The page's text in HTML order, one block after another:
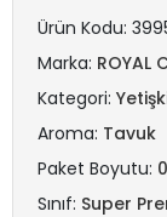
Ürün Kodu:
Marka: ROYAL
Kategori:
Aroma: Tavuk
Paket Boyutu:
Sınıf: Super